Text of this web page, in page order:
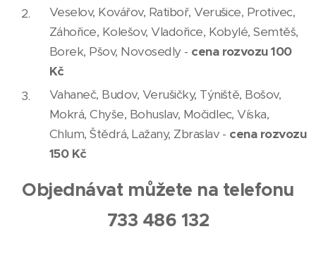
Veselov, Kovářov, Ratiboř, Verušice, Protivec,
Záhořice, Kolešov, Vladořice, Kobylé, Semtěš,
Borek, Pšov, Novosedly - cena rozvozu 100
Kč
Vahaneč, Budov, Verušičky, Týniště, Bošov,
Mokrá, Chyše, Bohuslav, Močidlec, Víska,
Chlum, Štědrá, Lažany, Zbraslav - cena rozvozu
150 Kč
Objednávat můžete na telefonu
733 486 132